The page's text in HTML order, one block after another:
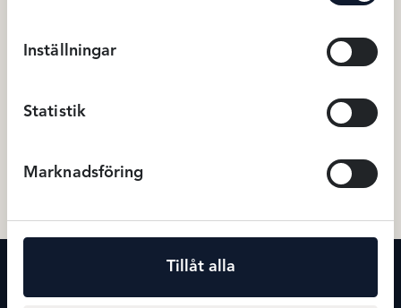
Inställningar
Statistik
Marknadsföring
Tillåt alla
Trofé Lång fleeceklänning –
Toffee
Damella nattlinne – Rosa
Maxmode